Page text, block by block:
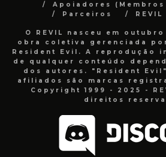
Apoiadores (Membros
Parceiros
O REVIL nasceu em outubro
obra coletiva gerenciada
Resident Evil. A reprodução
de qualquer conteúdo
dos autores. "Resident
afiliados são marcas
Copyright 1999 - 2025 -
direitos